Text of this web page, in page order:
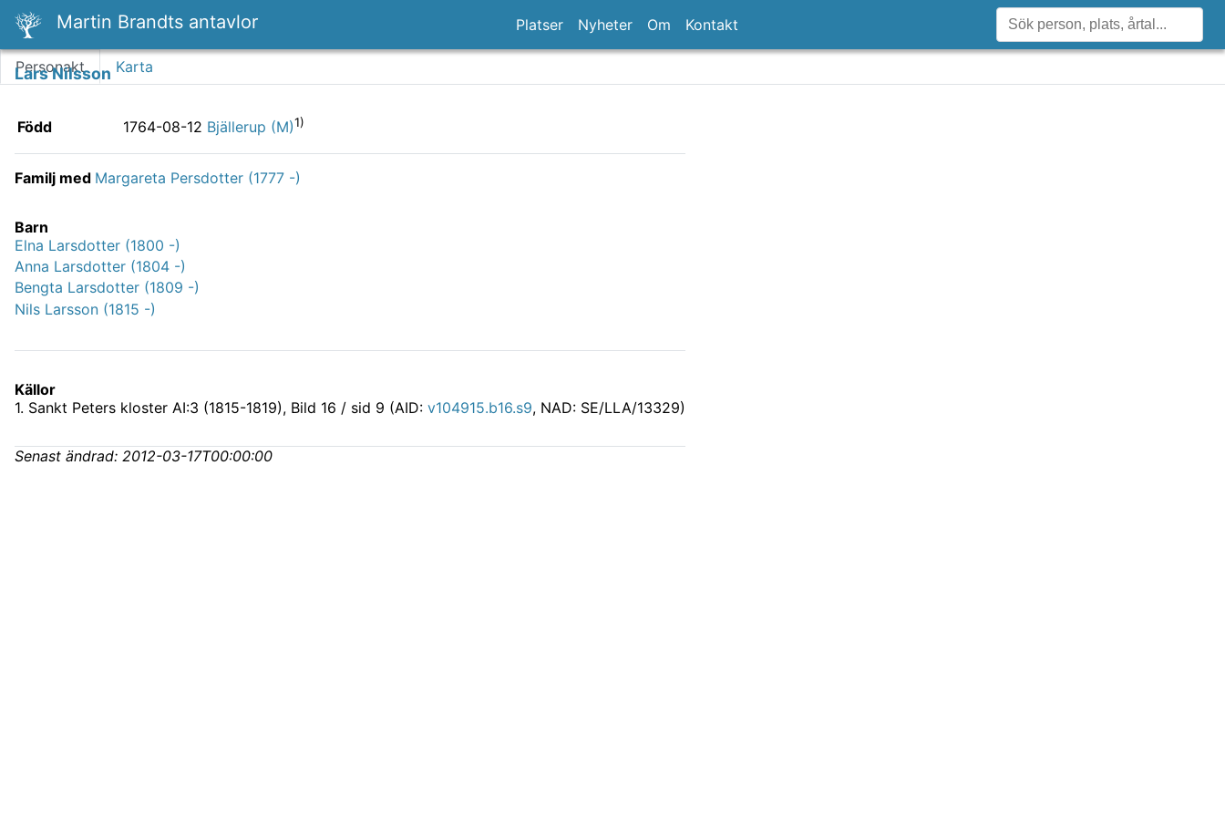
Martin Brandts antavlor Platser Nyheter Om Kontakt
Personakt Karta
Lars Nilsson
Född 1764-08-12 Bjällerup (M)1)
Familj med Margareta Persdotter (1777 -)
Barn
Elna Larsdotter (1800 -)
Anna Larsdotter (1804 -)
Bengta Larsdotter (1809 -)
Nils Larsson (1815 -)
Källor
1. Sankt Peters kloster AI:3 (1815-1819), Bild 16 / sid 9 (AID: v104915.b16.s9, NAD: SE/LLA/13329)
Senast ändrad: 2012-03-17T00:00:00